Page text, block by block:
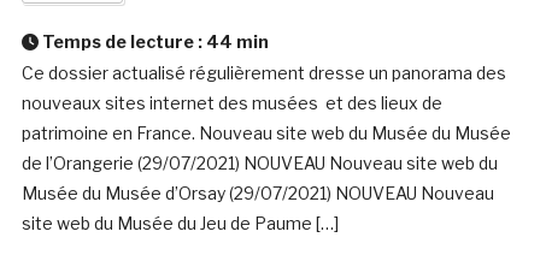
Temps de lecture : 44 min
Ce dossier actualisé régulièrement dresse un panorama des
nouveaux sites internet des musées et des lieux de
patrimoine en France. Nouveau site web du Musée du Musée
de l’Orangerie (29/07/2021) NOUVEAU Nouveau site web du
Musée du Musée d’Orsay (29/07/2021) NOUVEAU Nouveau
site web du Musée du Jeu de Paume […]